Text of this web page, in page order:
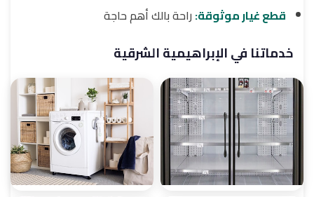
قطع غيار موثوقة: راحة بالك أهم حاجة
خدماتنا في الإبراهيمية الشرقية